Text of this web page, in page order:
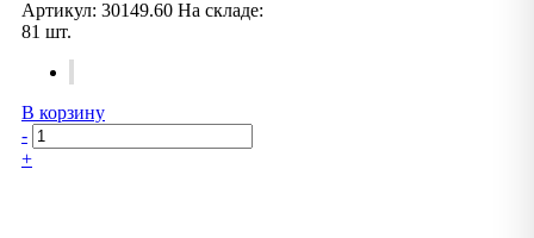
Артикул: 30149.60 На складе:
81 шт.
В корзину
-
+